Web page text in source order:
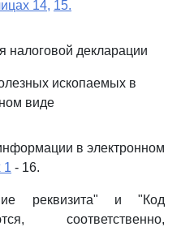
14, 15.
налоговой декларации
ископаемых в
виде
в электронном
1 - 16.
реквизита" и "Код
соответственно,